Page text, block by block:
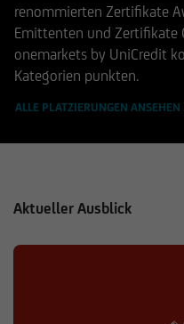
renommierten Zertifikate
Emittenten und Zertifikate
onemarkets by UniCredit
Kategorien punkten.
ALLE PLATZIERUNGEN ANSEHEN
Aktueller Ausblick